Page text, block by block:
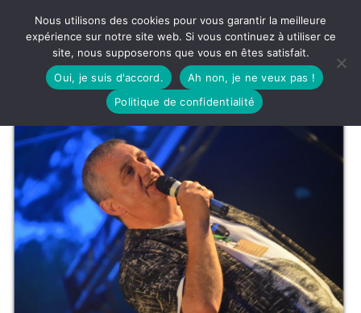
Nous utilisons des cookies pour vous garantir la meilleure
expérience sur notre site web. Si vous continuez à utiliser ce
site, nous supposerons que vous en êtes satisfait.
Oui, je suis d'accord.
Ah non, je ne veux pas !
Politique de confidentialité